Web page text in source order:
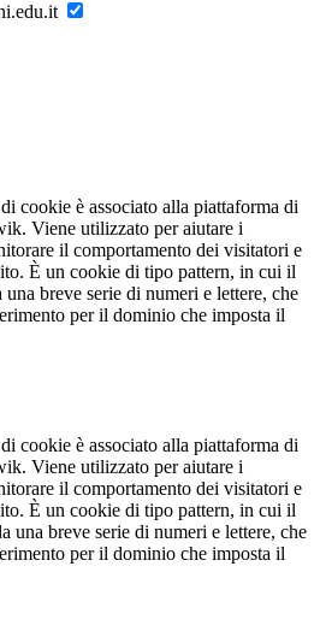
cookie è associato alla piattaforma di
Viene utilizzato per aiutare i
il comportamento dei visitatori e
È un cookie di tipo pattern, in cui il
breve serie di numeri e lettere, che
per il dominio che imposta il
cookie è associato alla piattaforma di
Viene utilizzato per aiutare i
il comportamento dei visitatori e
È un cookie di tipo pattern, in cui il
una breve serie di numeri e lettere, che
per il dominio che imposta il